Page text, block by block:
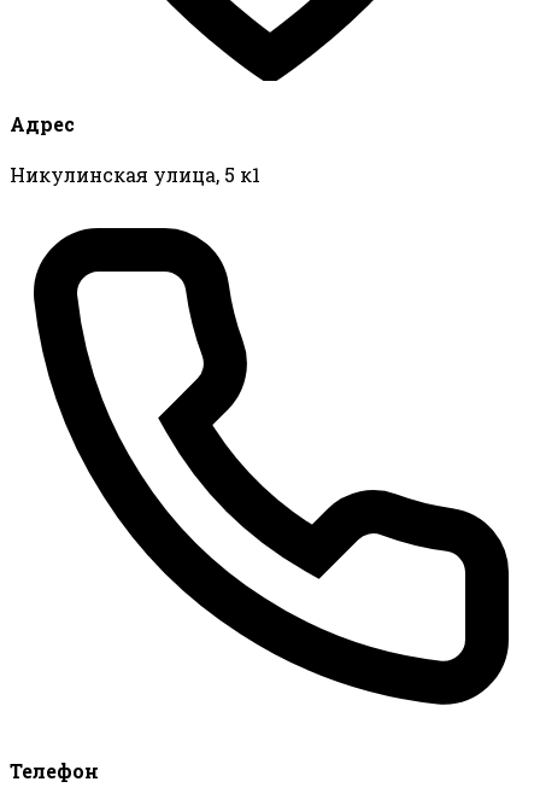
Адрес
Никулинская улица, 5 к1
Телефон